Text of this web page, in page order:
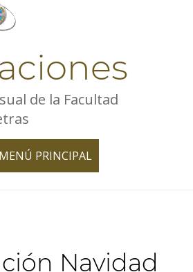
de la Facultad
MENÚ PRINCIPAL
TOGGLE
Navidad